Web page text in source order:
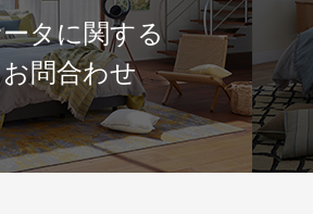
タに関する
お問合わせ